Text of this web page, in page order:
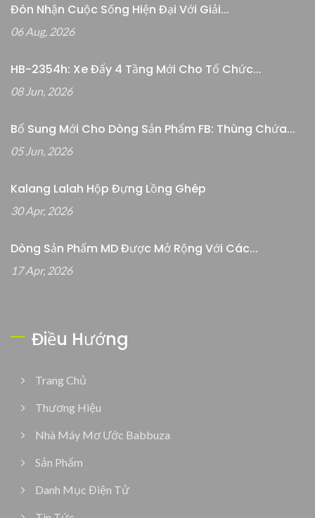
Đón Nhận Cuộc Sống Hiện Đại Với Giải...
06 Aug, 2026
HB-2354h: Xe Đẩy 4 Tầng Mới Cho Tổ Chức...
08 Jun, 2026
Bổ Sung Mới Cho Dòng Sản Phẩm FB: Thùng Chứa...
05 Jun, 2026
Kalang Lalah Hộp Đựng Lồng Ghép
30 Apr, 2026
Dòng Sản Phẩm MD Được Mở Rộng Với Các...
17 Apr, 2026
Điều Hướng
Trang Chủ
Thương Hiệu
Nhà Máy Mơ Ước Babbuza
Sản Phẩm
Danh Mục Điện Tử